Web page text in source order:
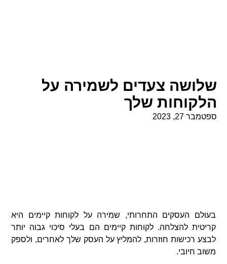
שלושה צעדים לשמירה על
הלקוחות שלך
ספטמבר 27, 2023
בעולם העסקים התחרותי, שמירה על לקוחות קיימים היא
קריטית להצלחה. לקוחות קיימים הם בעלי סיכוי גבוה יותר
לבצע רכישות חוזרות, להמליץ על העסק שלך לאחרים, ולספק
משוב חיובי.